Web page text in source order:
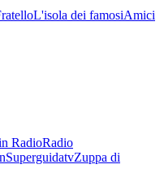
L'isola dei famosiAmici
RadioRadio
SuperguidatvZuppa di